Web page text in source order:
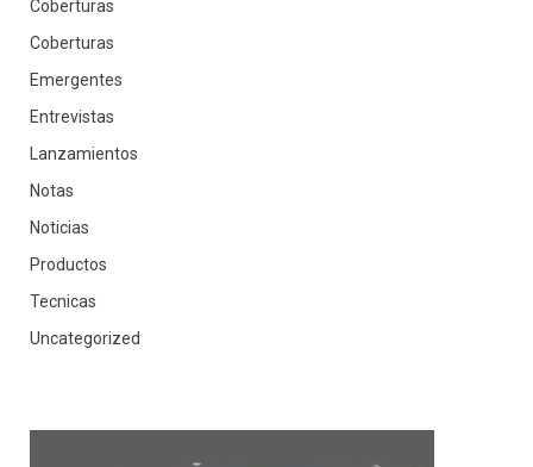
Coberturas
Coberturas
Emergentes
Entrevistas
Lanzamientos
Notas
Noticias
Productos
Tecnicas
Uncategorized